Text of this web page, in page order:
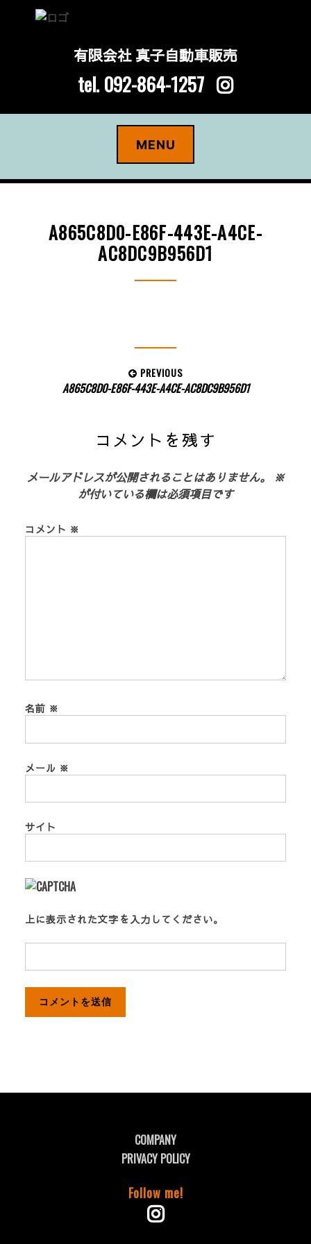
有限会社 真子自動車販売
tel. 092-864-1257
MENU
A865C8D0-E86F-443E-A4CE-
AC8DC9B956D1
ー
シ
ン
PREVIOUS
Previous
A865C8D0-E86F-443E-A4CE-AC8DC9B956D1
コメントを残す
メールアドレスが公開されることはありません。
※
が付いている欄は必須項目です
コメント ※
名前 ※
メール ※
サイト
上に表示された文字を入力してください。
COMPANY
PRIVACY POLICY
Follow me!